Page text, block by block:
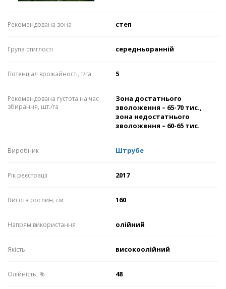
Рекомендована зона степ
Група стиглості середньоранній
Потенціал врожайності, т/га 5
Рекомендована густота на час
збирання, шт./га
Зона достатнього
зволоження – 65-70 тис.,
зона недостатнього
зволоження – 60-65 тис.
Виробник Штрубе
Рік реєстрації 2017
Висота рослин, см 160
Напрям використання олійний
Якість високоолійний
Олійність, % 48